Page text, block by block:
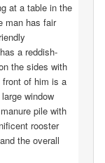
at a table in the
man has fair
a reddish-
the sides with
of him is a
window
pile with
rooster
the overall